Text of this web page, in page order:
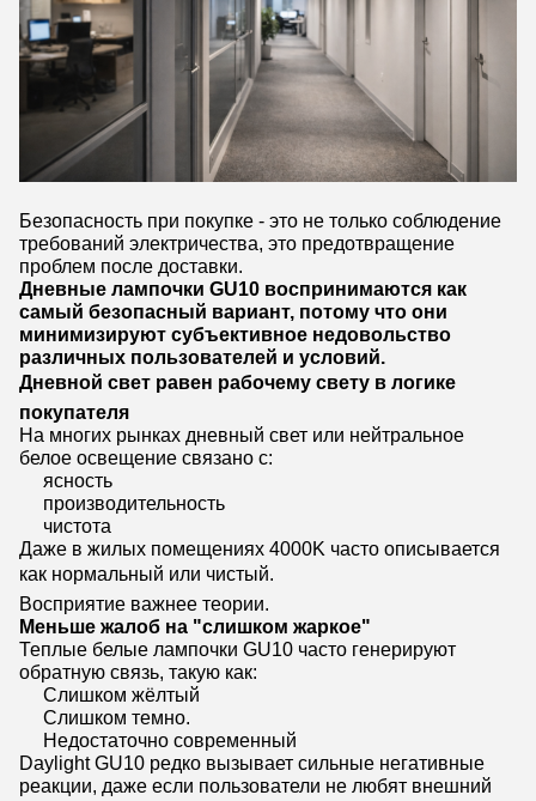
Безопасность при покупке - это не только соблюдение
требований электричества, это предотвращение
проблем после доставки.
Дневные лампочки GU10 воспринимаются как
самый безопасный вариант, потому что они
минимизируют субъективное недовольство
различных пользователей и условий.
Дневной свет равен рабочему свету в логике
покупателя
На многих рынках дневный свет или нейтральное
белое освещение связано с:
ясность
производительность
чистота
Даже в жилых помещениях 4000K часто описывается
как нормальный или чистый.
Восприятие важнее теории.
Меньше жалоб на "слишком жаркое"
Теплые белые лампочки GU10 часто генерируют
обратную связь, такую как:
Слишком жёлтый
Слишком темно.
Недостаточно современный
Daylight GU10 редко вызывает сильные негативные
реакции, даже если пользователи не любят внешний